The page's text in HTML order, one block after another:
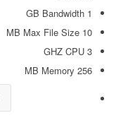
1 GB Bandwidth
10 MB Max File Size
3 GHZ CPU
256 MB Memory